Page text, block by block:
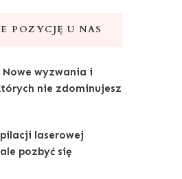
POZYCJĘ U NAS
Nowe wyzwania i
nie zdominujesz
laserowej
pozbyć się